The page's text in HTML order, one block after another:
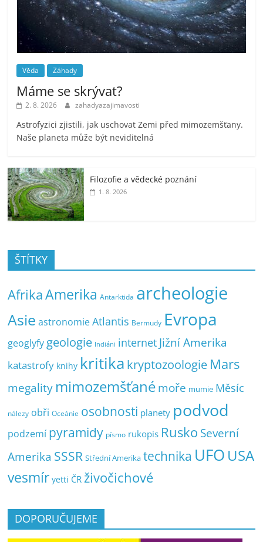
Věda Záhady
Máme se skrývat?
2. 8. 2026 zahadyazajimavosti
Astrofyzici zjistili, jak uschovat Zemi před mimozemšťany.
Naše planeta může být neviditelná
Filozofie a vědecké poznání
1. 8. 2026
ŠTÍTKY
AfrikaAmerika Antarktida archeologie
Asie astronomie Atlantis Bermudy Evropa
geoglyfy geologie Indiáni internet Jižní Amerika
katastrofy knihy kritika kryptozoologie Mars
megality mimozemšťanémoře mumie Měsíc
nálezy obři Oceánie osobnosti planety podvod
podzemí pyramidy písmo rukopis Rusko Severní
Amerika SSSR Střední Amerika technika UFO USA
vesmír yetti ČR živočichové
DOPORUČUJEME